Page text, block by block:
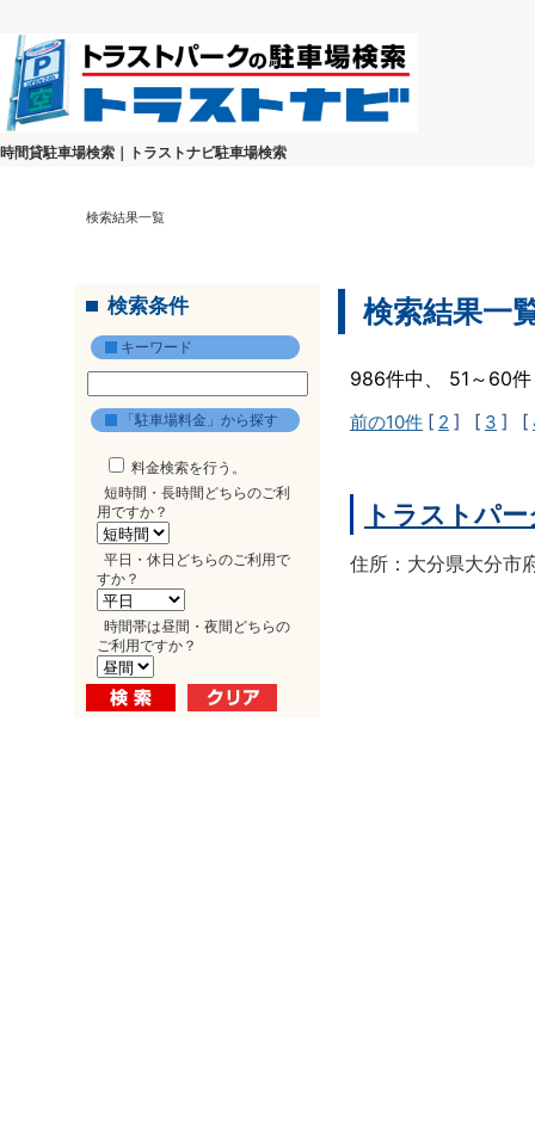
時間貸駐車場検索｜トラストナビ駐車場検索
検索結果一覧
検索条件
キーワード
「駐車場料金」から探す
料金検索を行う。
短時間・長時間どちらのご利
用ですか？
平日・休日どちらのご利用で
すか？
時間帯は昼間・夜間どちらの
ご利用ですか？
検索結果一
986件中、 51～60
前の10件 [ 2 ] [ 3 ] [
トラストパ
住所：大分県大分市